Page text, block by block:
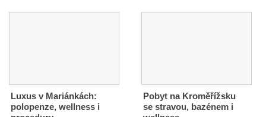
Luxus v Mariánkách:
polopenze, wellness i
Pobyt na Kroměřížsku
se stravou, bazénem i